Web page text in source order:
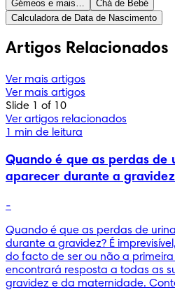
Gémeos e mais…
Chá de Bebé
Calculadora de Data de Nascimento
Artigos Relacionados
Ver mais artigos
Ver mais artigos
Slide 1 of 10
Ver artigos relacionados
1 min de leitura
Quando é que as perdas de
aparecer durante a
-
Quando é que as perdas de
durante a gravidez? É
do facto de ser ou não a
encontrará resposta a todas as
gravidez e da maternidade.